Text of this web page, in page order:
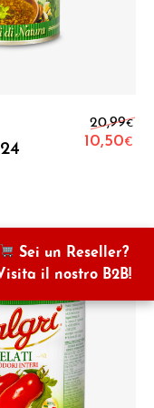
20,99€
10,50€
Sei un Reseller?
il nostro B2B!